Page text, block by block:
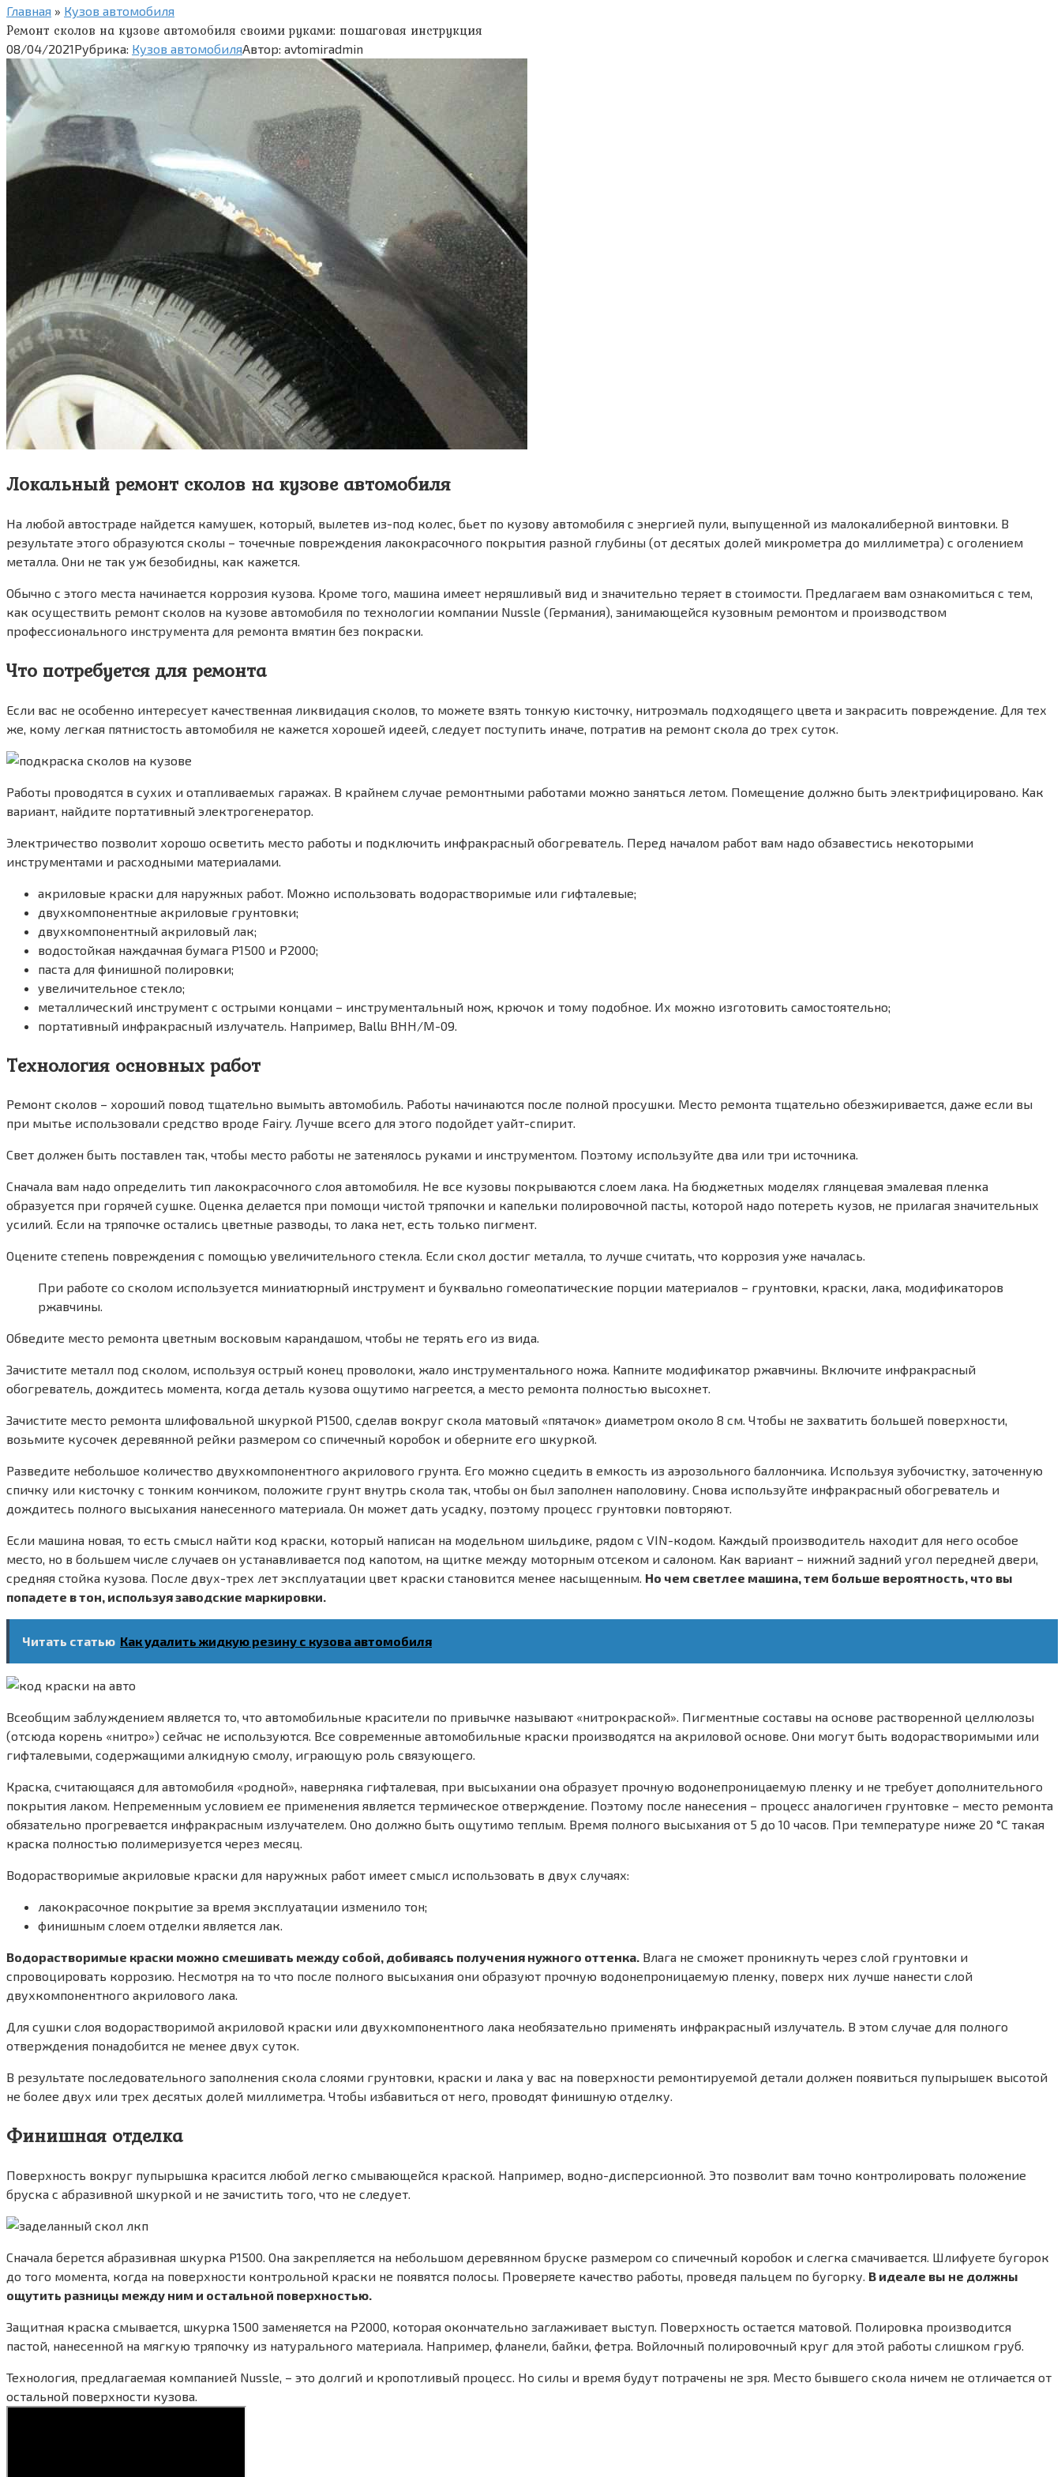
Главная » Кузов автомобиля
Ремонт сколов на кузове автомобиля своими руками: пошаговая инструкция
08/04/2021Рубрика: Кузов автомобиляАвтор: avtomiradmin
Локальный ремонт сколов на кузове автомобиля
На любой автостраде найдется камушек, который, вылетев из-под колес, бьет по кузову автомобиля с энергией пули, выпущенной из малокалиберной винтовки. В
результате этого образуются сколы – точечные повреждения лакокрасочного покрытия разной глубины (от десятых долей микрометра до миллиметра) с оголением
металла. Они не так уж безобидны, как кажется.
Обычно с этого места начинается коррозия кузова. Кроме того, машина имеет неряшливый вид и значительно теряет в стоимости. Предлагаем вам ознакомиться с тем,
как осуществить ремонт сколов на кузове автомобиля по технологии компании Nussle (Германия), занимающейся кузовным ремонтом и производством
профессионального инструмента для ремонта вмятин без покраски.
Что потребуется для ремонта
Если вас не особенно интересует качественная ликвидация сколов, то можете взять тонкую кисточку, нитроэмаль подходящего цвета и закрасить повреждение. Для тех
же, кому легкая пятнистость автомобиля не кажется хорошей идеей, следует поступить иначе, потратив на ремонт скола до трех суток.
Работы проводятся в сухих и отапливаемых гаражах. В крайнем случае ремонтными работами можно заняться летом. Помещение должно быть электрифицировано. Как
вариант, найдите портативный электрогенератор.
Электричество позволит хорошо осветить место работы и подключить инфракрасный обогреватель. Перед началом работ вам надо обзавестись некоторыми
инструментами и расходными материалами.
акриловые краски для наружных работ. Можно использовать водорастворимые или гифталевые;
двухкомпонентные акриловые грунтовки;
двухкомпонентный акриловый лак;
водостойкая наждачная бумага Р1500 и Р2000;
паста для финишной полировки;
увеличительное стекло;
металлический инструмент с острыми концами – инструментальный нож, крючок и тому подобное. Их можно изготовить самостоятельно;
портативный инфракрасный излучатель. Например, Ballu BHH/M-09.
Технология основных работ
Ремонт сколов – хороший повод тщательно вымыть автомобиль. Работы начинаются после полной просушки. Место ремонта тщательно обезжиривается, даже если вы
при мытье использовали средство вроде Fairy. Лучше всего для этого подойдет уайт-спирит.
Свет должен быть поставлен так, чтобы место работы не затенялось руками и инструментом. Поэтому используйте два или три источника.
Сначала вам надо определить тип лакокрасочного слоя автомобиля. Не все кузовы покрываются слоем лака. На бюджетных моделях глянцевая эмалевая пленка
образуется при горячей сушке. Оценка делается при помощи чистой тряпочки и капельки полировочной пасты, которой надо потереть кузов, не прилагая значительных
усилий. Если на тряпочке остались цветные разводы, то лака нет, есть только пигмент.
Оцените степень повреждения с помощью увеличительного стекла. Если скол достиг металла, то лучше считать, что коррозия уже началась.
При работе со сколом используется миниатюрный инструмент и буквально гомеопатические порции материалов – грунтовки, краски, лака, модификаторов
ржавчины.
Обведите место ремонта цветным восковым карандашом, чтобы не терять его из вида.
Зачистите металл под сколом, используя острый конец проволоки, жало инструментального ножа. Капните модификатор ржавчины. Включите инфракрасный
обогреватель, дождитесь момента, когда деталь кузова ощутимо нагреется, а место ремонта полностью высохнет.
Зачистите место ремонта шлифовальной шкуркой Р1500, сделав вокруг скола матовый «пятачок» диаметром около 8 см. Чтобы не захватить большей поверхности,
возьмите кусочек деревянной рейки размером со спичечный коробок и оберните его шкуркой.
Разведите небольшое количество двухкомпонентного акрилового грунта. Его можно сцедить в емкость из аэрозольного баллончика. Используя зубочистку, заточенную
спичку или кисточку с тонким кончиком, положите грунт внутрь скола так, чтобы он был заполнен наполовину. Снова используйте инфракрасный обогреватель и
дождитесь полного высыхания нанесенного материала. Он может дать усадку, поэтому процесс грунтовки повторяют.
Если машина новая, то есть смысл найти код краски, который написан на модельном шильдике, рядом с VIN-кодом. Каждый производитель находит для него особое
место, но в большем числе случаев он устанавливается под капотом, на щитке между моторным отсеком и салоном. Как вариант – нижний задний угол передней двери,
средняя стойка кузова. После двух-трех лет эксплуатации цвет краски становится менее насыщенным. Но чем светлее машина, тем больше вероятность, что вы
попадете в тон, используя заводские маркировки.
Читать статью Как удалить жидкую резину с кузова автомобиля
Всеобщим заблуждением является то, что автомобильные красители по привычке называют «нитрокраской». Пигментные составы на основе растворенной целлюлозы
(отсюда корень «нитро») сейчас не используются. Все современные автомобильные краски производятся на акриловой основе. Они могут быть водорастворимыми или
гифталевыми, содержащими алкидную смолу, играющую роль связующего.
Краска, считающаяся для автомобиля «родной», наверняка гифталевая, при высыхании она образует прочную водонепроницаемую пленку и не требует дополнительного
покрытия лаком. Непременным условием ее применения является термическое отверждение. Поэтому после нанесения – процесс аналогичен грунтовке – место ремонта
обязательно прогревается инфракрасным излучателем. Оно должно быть ощутимо теплым. Время полного высыхания от 5 до 10 часов. При температуре ниже 20 °C такая
краска полностью полимеризуется через месяц.
Водорастворимые акриловые краски для наружных работ имеет смысл использовать в двух случаях:
лакокрасочное покрытие за время эксплуатации изменило тон;
финишным слоем отделки является лак.
Водорастворимые краски можно смешивать между собой, добиваясь получения нужного оттенка. Влага не сможет проникнуть через слой грунтовки и
спровоцировать коррозию. Несмотря на то что после полного высыхания они образуют прочную водонепроницаемую пленку, поверх них лучше нанести слой
двухкомпонентного акрилового лака.
Для сушки слоя водорастворимой акриловой краски или двухкомпонентного лака необязательно применять инфракрасный излучатель. В этом случае для полного
отверждения понадобится не менее двух суток.
В результате последовательного заполнения скола слоями грунтовки, краски и лака у вас на поверхности ремонтируемой детали должен появиться пупырышек высотой
не более двух или трех десятых долей миллиметра. Чтобы избавиться от него, проводят финишную отделку.
Финишная отделка
Поверхность вокруг пупырышка красится любой легко смывающейся краской. Например, водно-дисперсионной. Это позволит вам точно контролировать положение
бруска с абразивной шкуркой и не зачистить того, что не следует.
Сначала берется абразивная шкурка Р1500. Она закрепляется на небольшом деревянном бруске размером со спичечный коробок и слегка смачивается. Шлифуете бугорок
до того момента, когда на поверхности контрольной краски не появятся полосы. Проверяете качество работы, проведя пальцем по бугорку. В идеале вы не должны
ощутить разницы между ним и остальной поверхностью.
Защитная краска смывается, шкурка 1500 заменяется на Р2000, которая окончательно заглаживает выступ. Поверхность остается матовой. Полировка производится
пастой, нанесенной на мягкую тряпочку из натурального материала. Например, фланели, байки, фетра. Войлочный полировочный круг для этой работы слишком груб.
Технология, предлагаемая компанией Nussle, – это долгий и кропотливый процесс. Но силы и время будут потрачены не зря. Место бывшего скола ничем не отличается от
остальной поверхности кузова.